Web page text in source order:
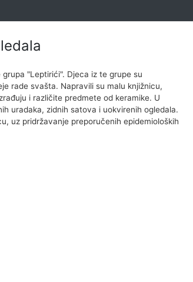
"Leptirići". Djeca iz te grupe su
rade svašta. Napravili su malu knjižnicu,
i različite predmete od keramike. U
uradaka, zidnih satova i uokvirenih ogledala.
uz pridržavanje preporučenih epidemioloških